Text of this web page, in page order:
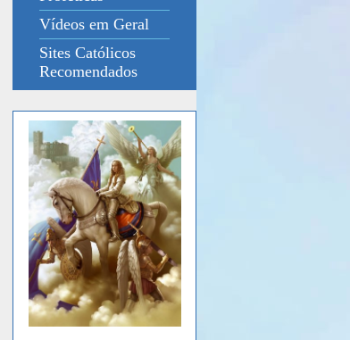
Vídeos em Geral
Sites Católicos
Recomendados